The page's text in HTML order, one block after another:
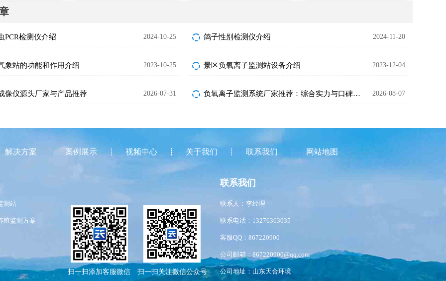
PCR检测仪介绍 2024-10-25 鸽子性别检测仪介绍 2024-11-20
象站的功能和作用介绍 2023-10-25 景区负氧离子监测站设备介绍 2023-12-04
像仪源头厂家与产品推荐 2026-07-31 负氧离子监测系统厂家推荐：综合实力与口碑兼具的5家 2026-08-07
解决方案 案例展示 视频中心 关于我们 联系我们 网站地图
测站
殖监测方案
扫一扫添加客服微信 扫一扫关注微信公众号
联系我们
联系人：李经理
联系电话：13276363035
客服QQ：867220900
公司邮箱：867220900@qq.com
公司地址：山东天合环境